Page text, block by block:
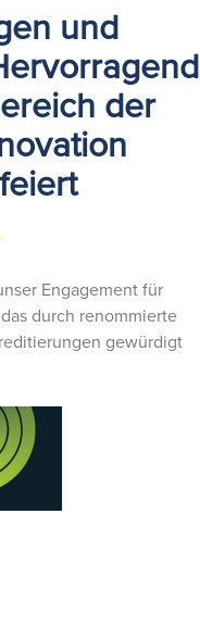
und
der
Engagement für
durch renommierte
gewürdigt